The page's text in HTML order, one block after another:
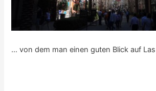
… von dem man einen guten Blick auf